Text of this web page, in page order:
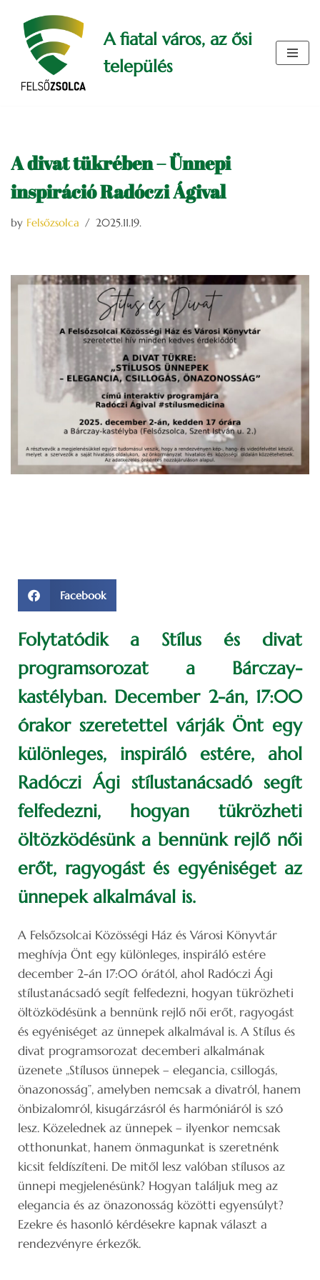
Skip
content
A fiatal város, az ősi
település
A divat tükrében – Ünnepi
inspiráció Radóczi Ágival
by Felsőzsolca 2025.11.19.
Facebook
Folytatódik a Stílus és divat
programsorozat a Bárczay-
kastélyban. December 2-án, 17:00
órakor szeretettel várják Önt egy
különleges, inspiráló estére, ahol
Radóczi Ági stílustanácsadó segít
felfedezni, hogyan tükrözheti
öltözködésünk a bennünk rejlő női
erőt, ragyogást és egyéniséget az
ünnepek alkalmával is.
A Felsőzsolcai Közösségi Ház és Városi Könyvtár
meghívja Önt egy különleges, inspiráló estére
december 2-án 17:00 órától, ahol Radóczi Ági
stílustanácsadó segít felfedezni, hogyan tükrözheti
öltözködésünk a bennünk rejlő női erőt, ragyogást
és egyéniséget az ünnepek alkalmával is. A Stílus és
divat programsorozat decemberi alkalmának
üzenete „Stílusos ünnepek – elegancia, csillogás,
önazonosság”, amelyben nemcsak a divatról, hanem
önbizalomról, kisugárzásról és harmóniáról is szó
lesz. Közelednek az ünnepek – ilyenkor nemcsak
otthonunkat, hanem önmagunkat is szeretnénk
kicsit feldíszíteni. De mitől lesz valóban stílusos az
ünnepi megjelenésünk? Hogyan találjuk meg az
elegancia és az önazonosság közötti egyensúlyt?
Ezekre és hasonló kérdésekre kapnak választ a
rendezvényre érkezők.